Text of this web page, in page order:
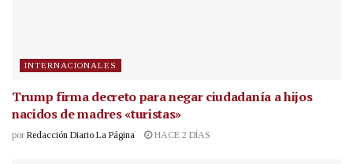
INTERNACIONALES
Trump firma decreto para negar ciudadanía a hijos
nacidos de madres «turistas»
por Redacción Diario La Página HACE 2 DÍAS